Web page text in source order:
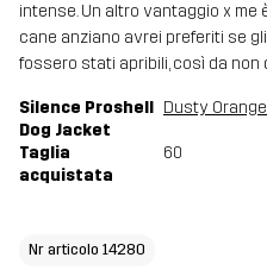
intense. Un altro vantaggio x me
cane anziano avrei preferiti se
fossero stati apribili, così da non
Silence Proshell
Dog Jacket
Taglia
acquistata
60
Nr articolo 14280